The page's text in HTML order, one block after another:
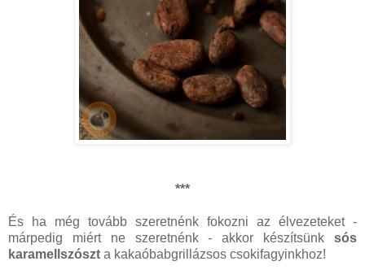
***
És ha még tovább szeretnénk fokozni az élvezeteket -
márpedig miért ne szeretnénk - akkor készítsünk sós
karamellszószt a kakaóbabgrillázsos csokifagyinkhoz!